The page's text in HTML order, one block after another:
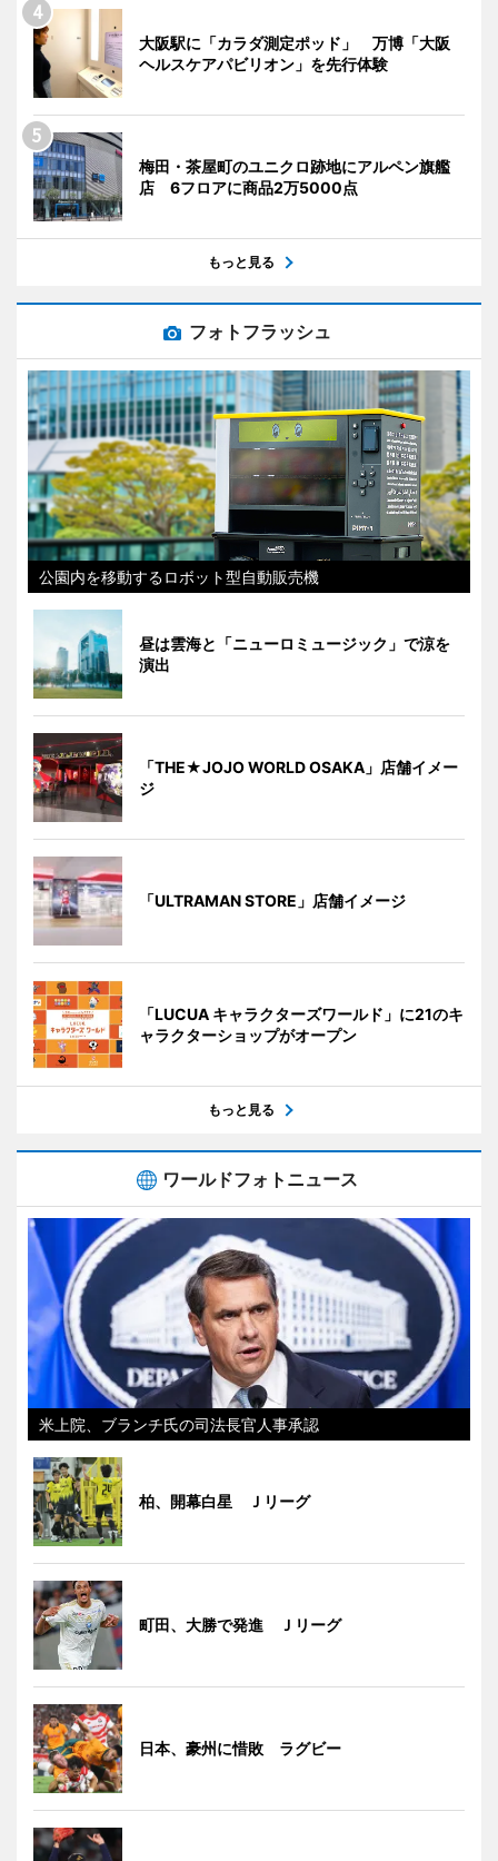
大阪駅に「カラダ測定ポッド」 万博「大阪
ヘルスケアパビリオン」を先行体験
梅田・茶屋町のユニクロ跡地にアルペン旗艦
店 6フロアに商品2万5000点
もっと見る
フォトフラッシュ
公園内を移動するロボット型自動販売機
昼は雲海と「ニューロミュージック」で涼を
演出
「THE★JOJO WORLD OSAKA」店舗イメー
ジ
「ULTRAMAN STORE」店舗イメージ
「LUCUA キャラクターズワールド」に21のキ
ャラクターショップがオープン
もっと見る
ワールドフォトニュース
米上院、ブランチ氏の司法長官人事承認
柏、開幕白星 Ｊリーグ
町田、大勝で発進 Ｊリーグ
日本、豪州に惜敗 ラグビー